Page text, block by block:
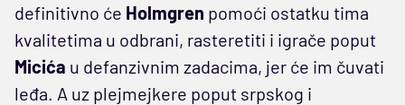
definitivno će Holmgren pomoći ostatku tima
kvalitetima u odbrani, rasteretiti i igrače poput
Micića u defanzivnim zadacima, jer će im čuvati
leđa. A uz plejmejkere poput srpskog i